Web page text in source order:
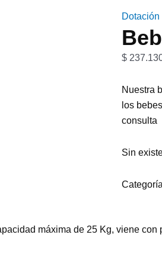
Dotación
$
Nuestra
los
consulta
Sin
máxima de 25 Kg, viene